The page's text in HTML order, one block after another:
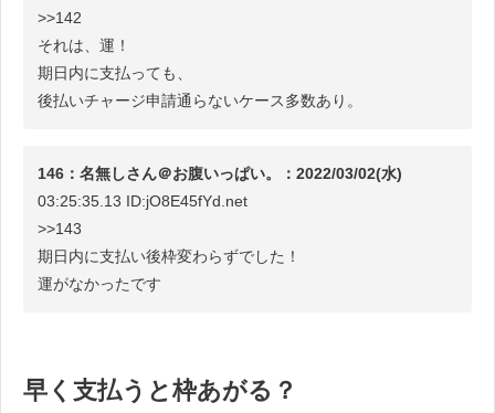
>>142
それは、運！
期日内に支払っても、
後払いチャージ申請通らないケース多数あり。
146：名無しさん＠お腹いっぱい。：2022/03/02(水)
03:25:35.13 ID:jO8E45fYd.net
>>143
期日内に支払い後枠変わらずでした！
運がなかったです
早く支払うと枠あがる？